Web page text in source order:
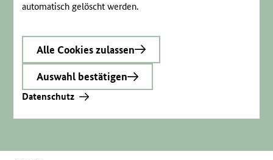
automatisch gelöscht werden.
Alle Cookies zulassen
Auswahl bestätigen
Datenschutz